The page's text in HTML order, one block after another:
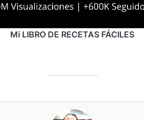
Mi LIBRO DE RECETAS FÁCILES